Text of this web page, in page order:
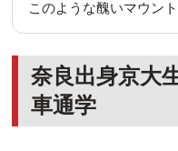
このような醜いマウン
奈良出身京大
車通学